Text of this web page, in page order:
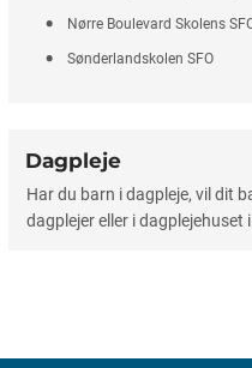
Nørre Boulevard Skolens
Sønderlandskolen SFO
Dagpleje
Har du barn i dagpleje, vil dit
dagplejer eller i dagplejehuset